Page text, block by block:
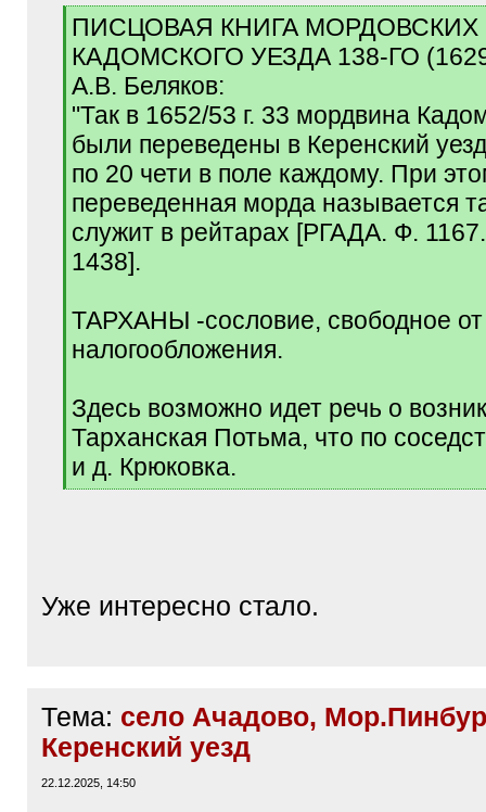
[
qПИСЦОВАЯ КНИГА МОРДОВСКИХ
КАДОМСКОГО УЕЗДА 138-ГО
А.В. Беляков:
"Так в 1652/53 г. 33 мордвина
были переведены в Керенский
по 20 чети в поле каждому. При
переведенная морда называется
служит в рейтарах [РГАДА. Ф.
1438].
ТАРХАНЫ -сословие, свободное от
налогообложения.
Здесь возможно идет речь о
Тарханская Потьма, что по
и д. Крюковка.
[
Уже интересно стало.
Тема: село Ачадово,
Керенский уезд
22.12.2025, 14:50